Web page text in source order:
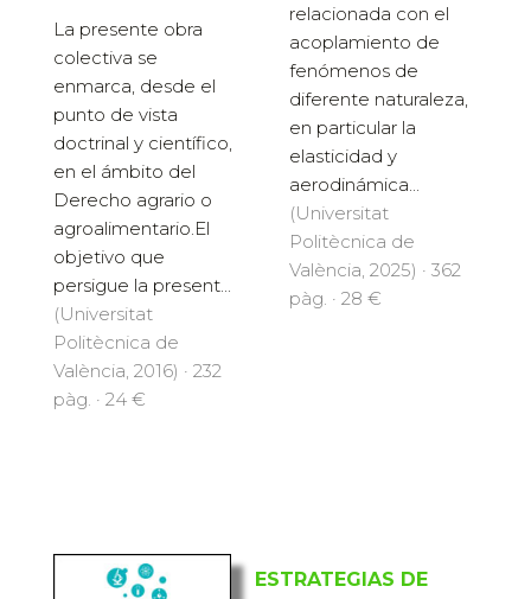
La presente obra
colectiva se
enmarca, desde el
punto de vista
doctrinal y científico,
en el ámbito del
Derecho agrario o
agroalimentario.El
objetivo que
persigue la present...
(Universitat
Politècnica de
València, 2016) · 232
pàg. · 24 €
relacionada con el
acoplamiento de
fenómenos de
diferente naturaleza,
en particular la
elasticidad y
aerodinámica...
(Universitat
Politècnica de
València, 2025) · 362
pàg. · 28 €
ESTRATEGIAS DE